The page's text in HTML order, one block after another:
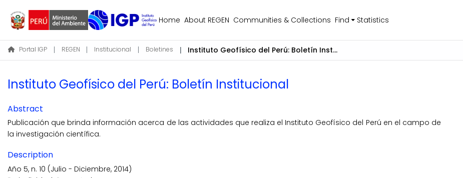
Home About REGEN Communities & Collections Find Statistics
Portal IGP REGEN Institucional Boletines Instituto Geofísico del Perú: Boletín Institucional
Instituto Geofísico del Perú: Boletín Institucional
Abstract
Publicación que brinda información acerca de las actividades que realiza el Instituto Geofísico del Perú en el campo de
la investigación científica.
Description
Año 5, n. 10 (Julio - Diciembre, 2014)